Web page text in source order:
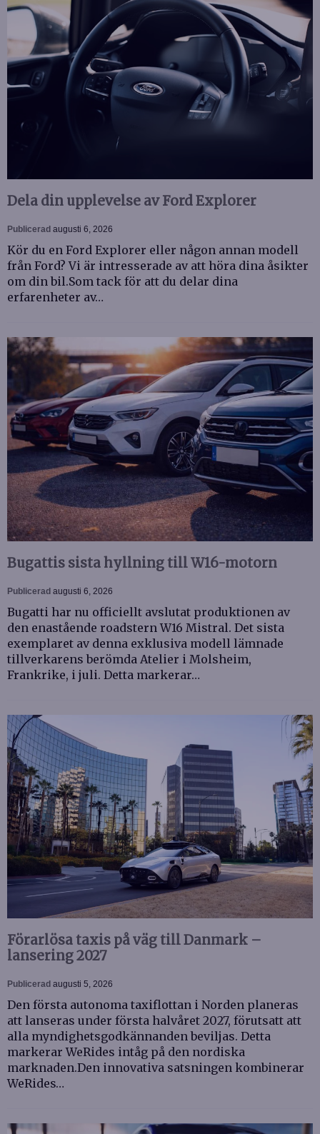
Dela din upplevelse av Ford Explorer
Publicerad augusti 6, 2026
Kör du en Ford Explorer eller någon annan modell
från Ford? Vi är intresserade av att höra dina åsikter
om din bil.Som tack för att du delar dina
erfarenheter av…
Bugattis sista hyllning till W16-motorn
Publicerad augusti 6, 2026
Bugatti har nu officiellt avslutat produktionen av
den enastående roadstern W16 Mistral. Det sista
exemplaret av denna exklusiva modell lämnade
tillverkarens berömda Atelier i Molsheim,
Frankrike, i juli. Detta markerar…
Förarlösa taxis på väg till Danmark –
lansering 2027
Publicerad augusti 5, 2026
Den första autonoma taxiflottan i Norden planeras
att lanseras under första halvåret 2027, förutsatt att
alla myndighetsgodkännanden beviljas. Detta
markerar WeRides intåg på den nordiska
marknaden.Den innovativa satsningen kombinerar
WeRides…